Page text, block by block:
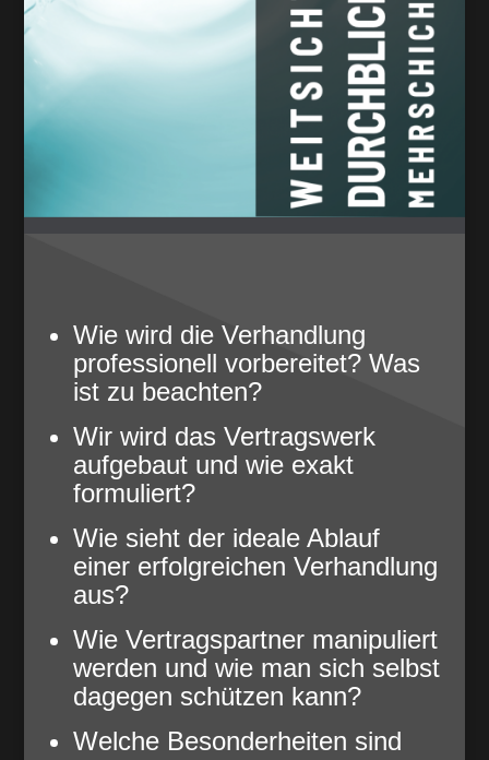
Wie wird die Verhandlung
professionell vorbereitet? Was
ist zu beachten?
Wir wird das Vertragswerk
aufgebaut und wie exakt
formuliert?
Wie sieht der ideale Ablauf
einer erfolgreichen Verhandlung
aus?
Wie Vertragspartner manipuliert
werden und wie man sich selbst
dagegen schützen kann?
Welche Besonderheiten sind